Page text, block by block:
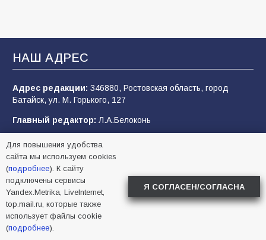
деле происходит в армии России в августе
2026 года
107 03.08.2026
строительные профессии в ходе
спортивного праздника
89 07.08.2026
«Слухами Москву не возьмёшь»: почему
заявления Киева о мобилизации — это
отчаяние, а не разведка
НАШ АДРЕС
Адрес редакции: 346880, Ростовская область, город
Батайск, ул. М. Горького, 127
Главный редактор: Л.А.Белоконь
ООО Батайское информационное агентство
«Вперёд».
МЫ В СОЦСЕТЯХ
Для повышения удобства
сайта мы используем cookies
(подробнее). К сайту
подключены сервисы
Yandex.Metrika, LiveInternet,
top.mail.ru, которые также
использует файлы cookie
(подробнее).
Я СОГЛАСЕН/СОГЛАСНА